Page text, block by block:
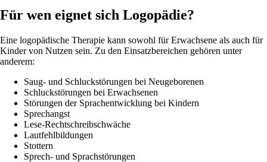
Für wen eignet sich Logopädie?
Eine logopädische Therapie kann sowohl für Erwachsene als auch für
Kinder von Nutzen sein. Zu den Einsatzbereichen gehören unter
anderem:
Saug- und Schluckstörungen bei Neugeborenen
Schluckstörungen bei Erwachsenen
Störungen der Sprachentwicklung bei Kindern
Sprechangst
Lese-Rechtschreibschwäche
Lautfehlbildungen
Stottern
Sprech- und Sprachstörungen